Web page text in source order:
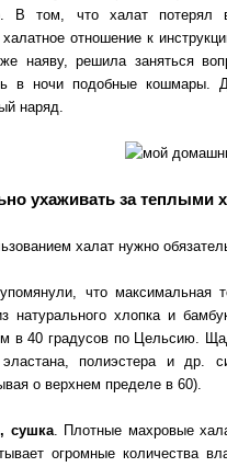
В том, что халат
отношение к
наяву, решила заняться
в ночи подобные кошмары.
наряд.
ухаживать за теплыми
халат нужно
что максимальная
натурального хлопка и
в 40 градусов по Цельсию.
эластана, полиэстера и др.
о верхнем пределе в 60).
сушка. Плотные махровые
огромные количества